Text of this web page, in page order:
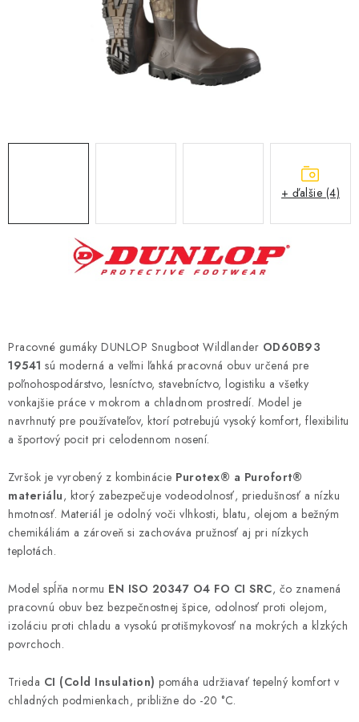
Často kladené otázky
INFORMÁCIE PRE ZÁKAZNÍKOV
Pracovné gumáky DUNLOP Snugboot Wildlander OD60B93
19541 sú moderná a veľmi ľahká pracovná obuv určená pre
poľnohospodárstvo, lesníctvo, stavebníctvo, logistiku a všetky
vonkajšie práce v mokrom a chladnom prostredí. Model je
navrhnutý pre používateľov, ktorí potrebujú vysoký komfort, flexibilitu
a športový pocit pri celodennom nosení.
Zvršok je vyrobený z kombinácie Purotex® a Purofort®
materiálu, ktorý zabezpečuje vodeodolnosť, priedušnosť a nízku
hmotnosť. Materiál je odolný voči vlhkosti, blatu, olejom a bežným
chemikáliám a zároveň si zachováva pružnosť aj pri nízkych
teplotách.
Model spĺňa normu EN ISO 20347 O4 FO CI SRC, čo znamená
pracovnú obuv bez bezpečnostnej špice, odolnosť proti olejom,
izoláciu proti chladu a vysokú protišmykovosť na mokrých a klzkých
povrchoch.
Trieda CI (Cold Insulation) pomáha udržiavať tepelný komfort v
chladných podmienkach, približne do -20 °C.
+ ďalšie (4)